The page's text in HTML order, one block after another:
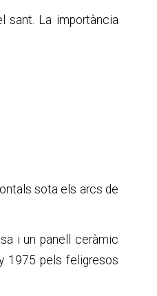
sant. La importància
sota els arcs de
i un panell ceràmic
1975 pels feligresos